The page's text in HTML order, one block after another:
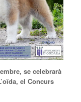
se celebrarà
el Concurs